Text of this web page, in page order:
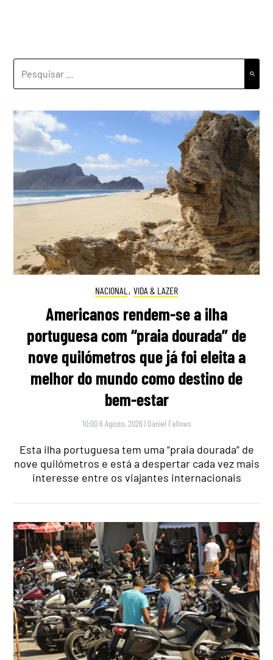
NACIONAL , VIDA & LAZER
Americanos rendem-se a ilha
portuguesa com “praia dourada” de
nove quilómetros que já foi eleita a
melhor do mundo como destino de
bem-estar
10:00 6 Agosto, 2026 | Daniel Fallows
Esta ilha portuguesa tem uma “praia dourada” de
nove quilómetros e está a despertar cada vez mais
interesse entre os viajantes internacionais